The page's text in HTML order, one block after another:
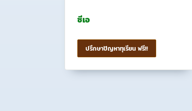
ซีเอ
ปรึกษาปัญหาทุเรียน ฟรี!!